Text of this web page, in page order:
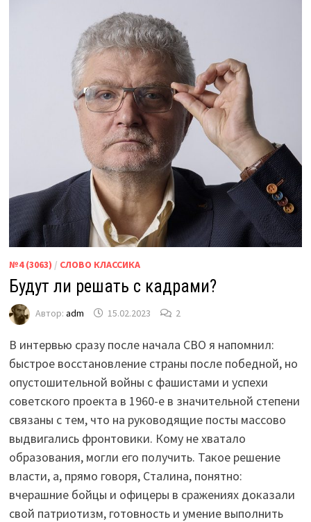
№4 (3063) / СЛОВО КЛАССИКА
Будут ли решать с кадрами?
Автор: adm 15.02.2023 2
В интервью сразу после начала СВО я напомнил:
быстрое восстановление страны после победной, но
опустошительной войны с фашистами и успехи
советского проекта в 1960-е в значительной степени
связаны с тем, что на руководящие посты массово
выдвигались фронтовики. Кому не хватало
образования, могли его получить. Такое решение
власти, а, прямо говоря, Сталина, понятно:
вчерашние бойцы и офицеры в сражениях доказали
свой патриотизм, готовность и умение выполнить